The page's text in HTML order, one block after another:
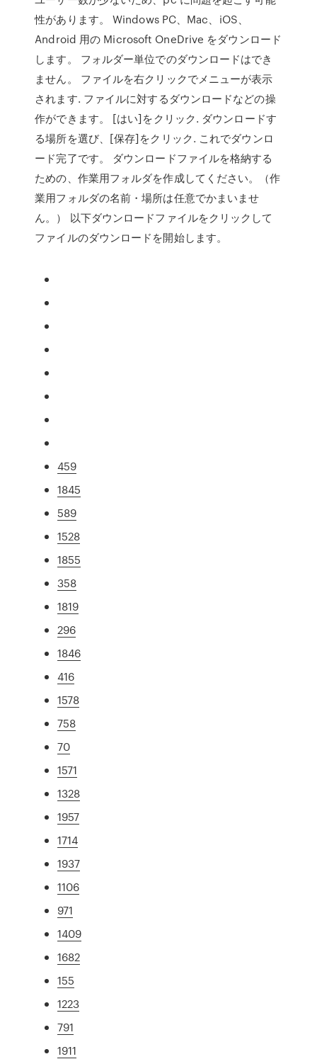
性があります。 Windows PC、Mac、iOS、
Android 用の Microsoft OneDrive をダウンロード
します。 フォルダー単位でのダウンロードはでき
ません。 ファイルを右クリックでメニューが表示
されます. ファイルに対するダウンロードなどの操
作ができます。 [はい]をクリック. ダウンロードす
る場所を選び、[保存]をクリック. これでダウンロ
ード完了です。 ダウンロードファイルを格納する
ための、作業用フォルダを作成してください。（作
業用フォルダの名前・場所は任意でかまいませ
ん。） 以下ダウンロードファイルをクリックして
ファイルのダウンロードを開始します。
459
1845
589
1528
1855
358
1819
296
1846
416
1578
758
70
1571
1328
1957
1714
1937
1106
971
1409
1682
155
1223
791
1911